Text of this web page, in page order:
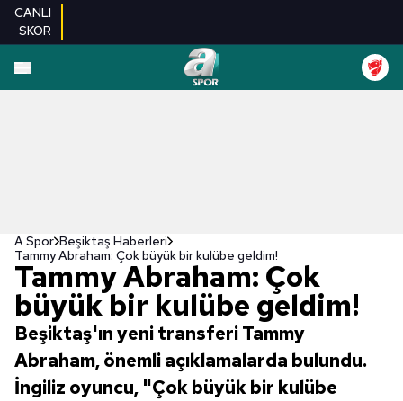
CANLI
SKOR
A Spor Beşiktaş Haberleri
Tammy Abraham: Çok büyük bir kulübe geldim!
Tammy Abraham: Çok
büyük bir kulübe geldim!
Beşiktaş'ın yeni transferi Tammy
Abraham, önemli açıklamalarda bulundu.
İngiliz oyuncu, "Çok büyük bir kulübe